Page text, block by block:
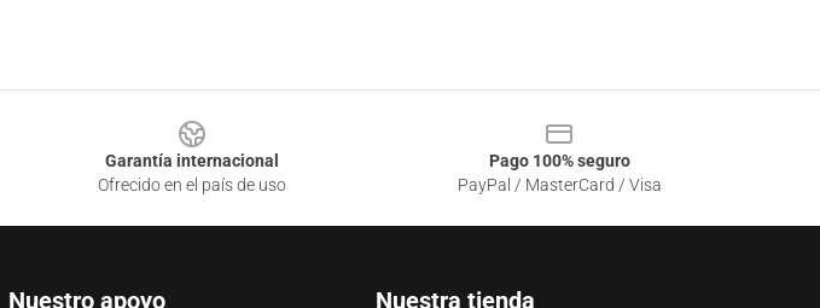
Garantía internacional
Ofrecido en el país de uso
Pago 100% seguro
PayPal / MasterCard / Visa
Nuestro apoyo Nuestra tienda